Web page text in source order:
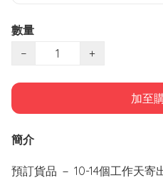
數量
−
+
加至
簡介
預訂貨品 － 10-14個工作天寄